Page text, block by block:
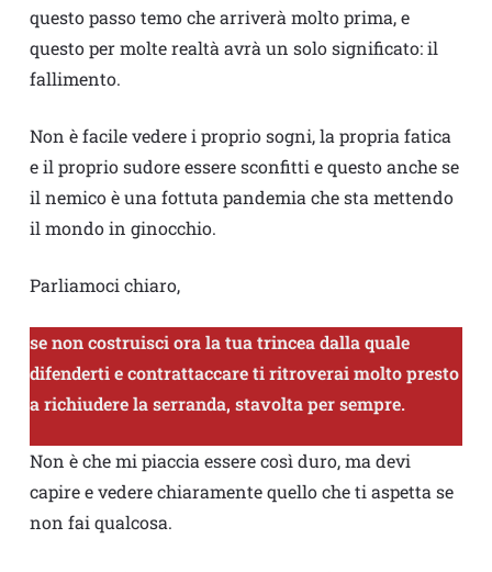
questo passo temo che arriverà molto prima, e
questo per molte realtà avrà un solo significato: il
fallimento.
Non è facile vedere i proprio sogni, la propria fatica
e il proprio sudore essere sconfitti e questo anche se
il nemico è una fottuta pandemia che sta mettendo
il mondo in ginocchio.
Parliamoci chiaro,
se non costruisci ora la tua trincea dalla quale
difenderti e contrattaccare ti ritroverai molto presto
a richiudere la serranda, stavolta per sempre.
Non è che mi piaccia essere così duro, ma devi
capire e vedere chiaramente quello che ti aspetta se
non fai qualcosa.